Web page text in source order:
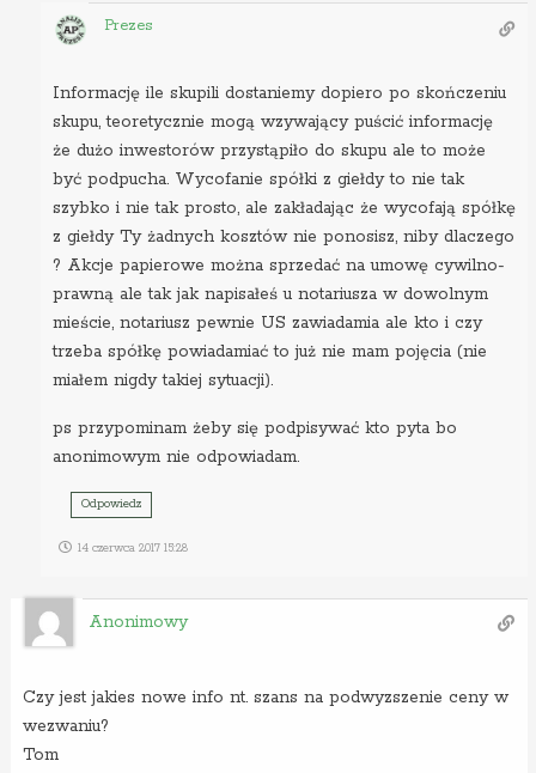
Prezes
Informację ile skupili dostaniemy dopiero po skończeniu
skupu, teoretycznie mogą wzywający puścić informację
że dużo inwestorów przystąpiło do skupu ale to może
być podpucha. Wycofanie spółki z giełdy to nie tak
szybko i nie tak prosto, ale zakładając że wycofają spółkę
z giełdy Ty żadnych kosztów nie ponosisz, niby dlaczego
? Akcje papierowe można sprzedać na umowę cywilno-
prawną ale tak jak napisałeś u notariusza w dowolnym
mieście, notariusz pewnie US zawiadamia ale kto i czy
trzeba spółkę powiadamiać to już nie mam pojęcia (nie
miałem nigdy takiej sytuacji).
ps przypominam żeby się podpisywać kto pyta bo
anonimowym nie odpowiadam.
Odpowiedz
14 czerwca 2017 15:28
Anonimowy
Czy jest jakies nowe info nt. szans na podwyzszenie ceny w
wezwaniu?
Tom